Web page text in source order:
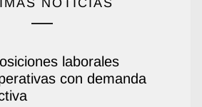
laborales
con demanda